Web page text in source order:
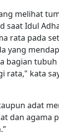
melihat
saat Idul
rata pada
yang
bagian
rata," kata
adat
dan agama